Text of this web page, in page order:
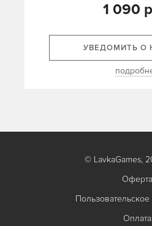
1 090
УВЕДОМИТЬ О
© LavkaGames,
Оферта
Оплата